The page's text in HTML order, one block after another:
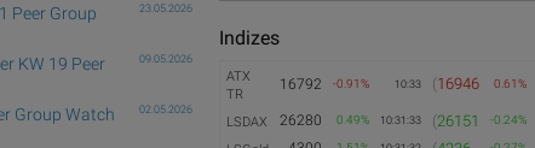
23.05.2026
Peer Group
09.05.2026
KW 19 Peer
02.05.2026
Group Watch
Indizes
ATX
TR
16792 -0.91% 10:33 (16946 0.61%
LSDAX 26280 0.49% 10:31:33 (26151 -0.24%